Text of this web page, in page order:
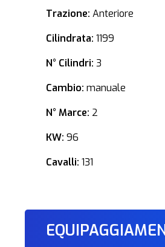
Trazione: Anteriore
Cilindrata: 1199
N° Cilindri: 3
Cambio: manuale
N° Marce: 2
KW: 96
Cavalli: 131